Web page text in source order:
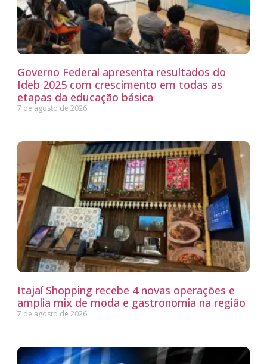
Governo Federal apresenta resultados do
Ideb 2025 com crescimento em todas as
etapas da educação básica
7 de agosto de 2026
Itajaí Shopping recebe 4 novas operações e
amplia mix de moda e gastronomia na região
7 de agosto de 2026